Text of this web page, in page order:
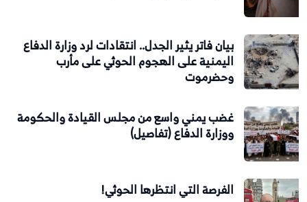
بيان فاتر يثير الجدل.. انتقادات لرد وزارة الدفاع
اليمنية على الهجوم الحوثي على مأرب
وحضرموت
غضب يمني واسع من مجلس القيادة والحكومة
ووزارة الدفاع (تفاصيل)
الفرصة التي انتظرها الحوثي!